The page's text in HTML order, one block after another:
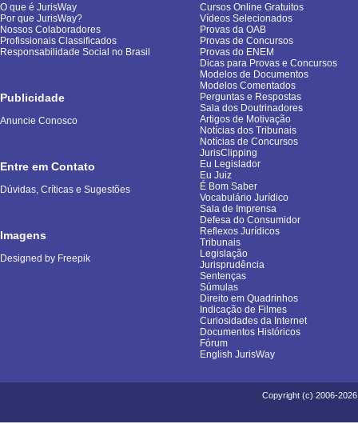
O que é JurisWay
Por que JurisWay?
Nossos Colaboradores
Profissionais Classificados
Responsabilidade Social no Brasil
Publicidade
Anuncie Conosco
Entre em Contato
Dúvidas, Críticas e Sugestões
Imagens
Designed by Freepik
Cursos Online Gratuitos
Vídeos Selecionados
Provas da OAB
Provas de Concursos
Provas do ENEM
Dicas para Provas e Concursos
Modelos de Documentos
Modelos Comentados
Perguntas e Respostas
Sala dos Doutrinadores
Artigos de Motivação
Notícias dos Tribunais
Notícias de Concursos
JurisClipping
Eu Legislador
Eu Juiz
É Bom Saber
Vocabulário Jurídico
Sala de Imprensa
Defesa do Consumidor
Reflexos Jurídicos
Tribunais
Legislação
Jurisprudência
Sentenças
Súmulas
Direito em Quadrinhos
Indicação de Filmes
Curiosidades da Internet
Documentos Históricos
Fórum
English JurisWay
Copyright (c) 2006-